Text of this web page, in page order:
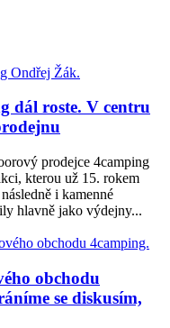
dál roste. V centru
prodejce 4camping
kterou už 15. rokem
i kamenné
hlavně jako výdejny...
obchodu
se diskusím,